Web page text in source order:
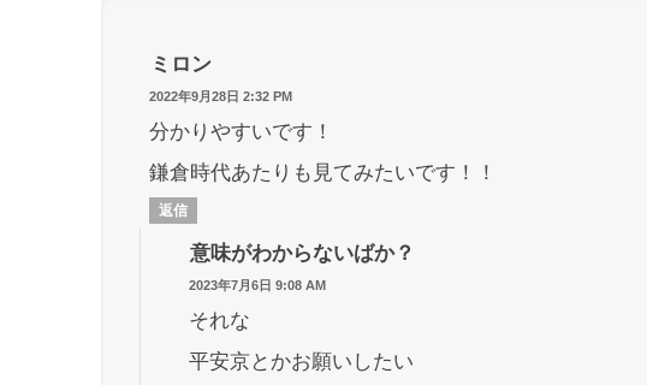
ミロン
2022年9月28日 2:32 PM
分かりやすいです！
鎌倉時代あたりも見てみたいです！！
返信
意味がわからないばか？
2023年7月6日 9:08 AM
それな
平安京とかお願いしたい